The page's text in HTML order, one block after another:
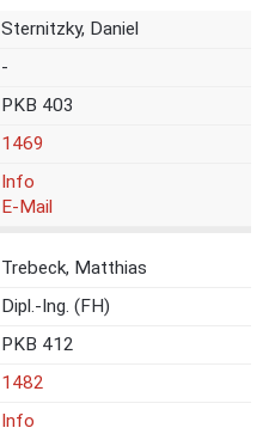
Sternitzky, Daniel
-
PKB 403
1469
Info
E-Mail
Trebeck, Matthias
Dipl.-Ing. (FH)
PKB 412
1482
Info